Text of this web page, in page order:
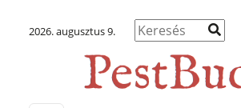
2026. augusztus 9.